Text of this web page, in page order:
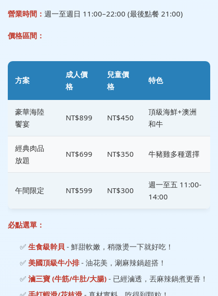
營業時間： 週一至週日 11:00–22:00 (最後點餐 21:00)
價格區間：
方案
成人價
格
兒童價
格
特色
豪華海陸
饗宴
NT$899 NT$450
頂級海鮮+澳洲
和牛
經典肉品
放題
NT$699 NT$350 牛豬雞多種選擇
午間限定 NT$599 NT$300
週一至五 11:00-
14:00
必點選單：
✅ 生食級幹貝 - 鮮甜軟嫩，稍微燙一下就好吃！
✅ 美國頂級牛小排- 油花美，涮麻辣鍋超搭！
✅ 滷三寶 (牛筋/牛肚/大腸) - 已經滷透，丟麻辣鍋煮更香！